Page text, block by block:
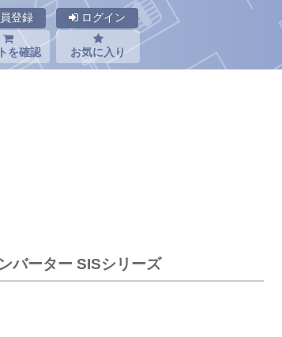
登録 ログイン
を確認 お気に入り
バーター SISシリーズ